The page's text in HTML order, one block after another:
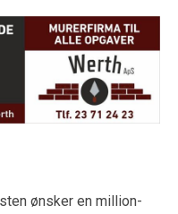
ønsker en million-